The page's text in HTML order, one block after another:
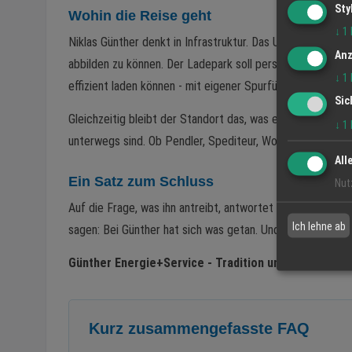
Wohin die Reise geht
Niklas Günther denkt in Infrastruktur. Das Unternehmen
abbilden zu können. Der Ladepark soll perspektivisch so
effizient laden können - mit eigener Spurführung und
Gleichzeitig bleibt der Standort das, was er immer war:
unterwegs sind. Ob Pendler, Spediteur, Wohnmobilfahrer
Ein Satz zum Schluss
Auf die Frage, was ihn antreibt, antwortet Niklas Günther
sagen: Bei Günther hat sich was getan. Und gleichzeitig:
Günther Energie+Service - Tradition und Zukunft an
Kurz zusammengefasste FAQ
↓ 1
↓ 1
↓ 1
Ich lehne ab